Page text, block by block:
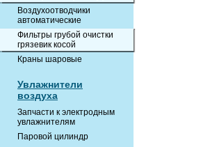
Воздухоотводчики
автоматические
Фильтры грубой очистки
грязевик косой
Краны шаровые
Увлажнители
воздуха
Запчасти к электродным
увлажнителям
Паровой цилиндр